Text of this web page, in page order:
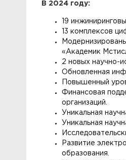
В 2024 году:
19
13 комплексов
«Академик
2 новых научно-
Обновленная
Повышенный
Финансовая
организаций.
Уникальная
Уникальная
Развитие
образования.